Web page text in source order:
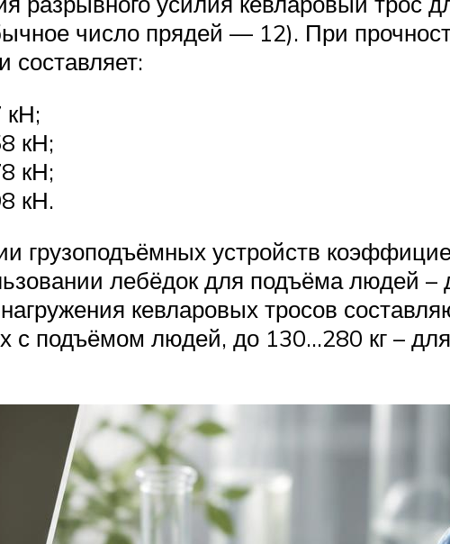
число прядей — 12). При
составляет:
кН;
кН;
кН;
кН.
грузоподъёмных устройств
лебёдок для подъёма людей –
кевларовых тросов
с подъёмом людей, до 130…280 кг –